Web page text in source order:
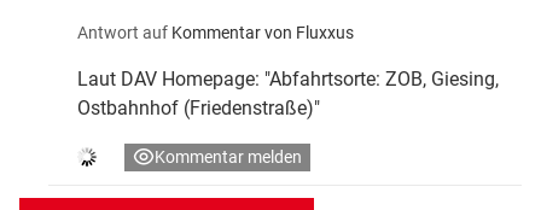
Antwort auf Kommentar von Fluxxus
Laut DAV Homepage: "Abfahrtsorte: ZOB, Giesing,
Ostbahnhof (Friedenstraße)"
Kommentar melden